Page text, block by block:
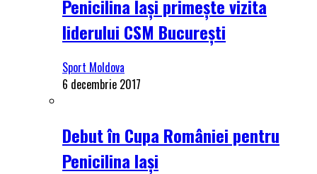
Penicilina Iași primește vizita
liderului CSM București
Sport Moldova
6 decembrie 2017
Debut în Cupa României pentru
Penicilina Iași